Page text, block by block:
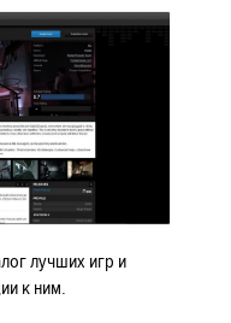
лучших игр и
к ним.